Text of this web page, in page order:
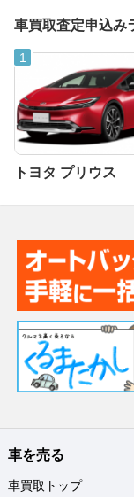
車買取査定申込み
トヨタ プリウス
車を売る
車買取トップ